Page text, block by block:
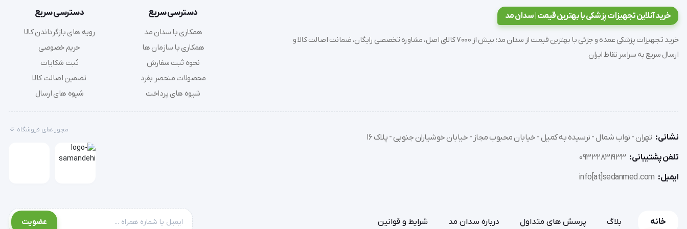
خرید آنلاین تجهیزات پزشکی با بهترین قیمت | سدان مد
خرید تجهیزات پزشکی عمده و جزئی با بهترین قیمت از سدان مد؛ بیش از 7000 کالای اصل، مشاوره تخصصی رایگان، ضمانت اصالت کالا و
ارسال سریع به سراسر نقاط ایران
دسترسی سریع
همکاری با سدان مد
همکاری با سازمان ها
نحوه ثبت سفارش
محصولات منحصر بفرد
شیوه های پرداخت
دسترسی سریع
رویه های بازگرداندن کالا
حریم خصوصی
ثبت شکایات
تضمین اصالت کالا
شیوه های ارسال
نشانی: تهران - نواب شمال - نرسیده به کمیل - خیابان محبوب مجاز - خیابان خوشیاران جنوبی - پلاک 16
تلفن پشتیبانی: 09332831933
ایمیل: info[at]sedanmed.com
مجوز های فروشگاه
خانه بلاگ پرسش های متداول درباره سدان مد شرایط و قوانین عضویت